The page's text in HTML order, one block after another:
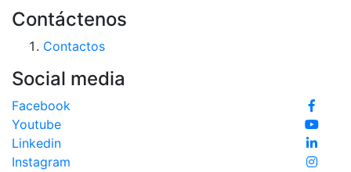
Contáctenos
Contactos
Social media
Facebook
Youtube
Linkedin
Instagram